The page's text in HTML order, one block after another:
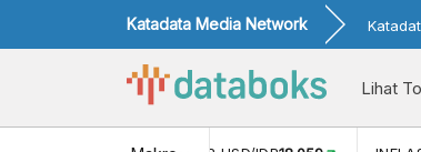
Katadata Media Network
Lihat